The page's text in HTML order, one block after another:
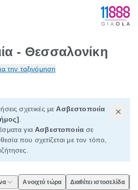
- Θεσσαλονίκη
την ταξινόμηση
σχετικές με Ασβεστοποιία
για Ασβεστοποιία σε
που σχετίζεται με τον τόπο,
Ανοιχτό τώρα Διαθέτει ιστοσελίδα